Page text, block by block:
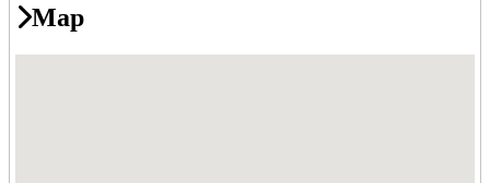
provides the School with a copy of the rejection letter on or before
the first day of classes, the School will refund the course fee.
Map